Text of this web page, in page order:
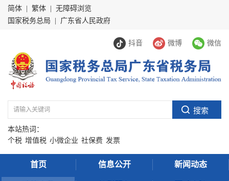
简体 繁体
无障碍浏览
国家税务总局
广东省人民政府
抖音 微博 微信
本站热词：
个税 增值税 小微企业 社保费 发票
首页 信息公开 新闻动态